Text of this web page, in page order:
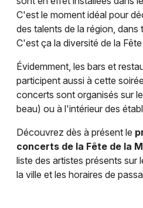
C'est le moment idéal pour
des talents de la région,
C'est ça la diversité de la
Évidemment, les bars et
participent aussi à cette
concerts sont organisés sur
beau) ou à l'intérieur des
Découvrez dès à présent le
concerts de la Fête de la
liste des artistes présents sur
la ville et les horaires de